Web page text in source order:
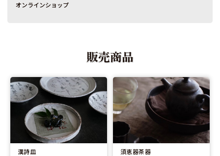
オンラインショップ
販売商品
漢詩皿
須恵器茶器